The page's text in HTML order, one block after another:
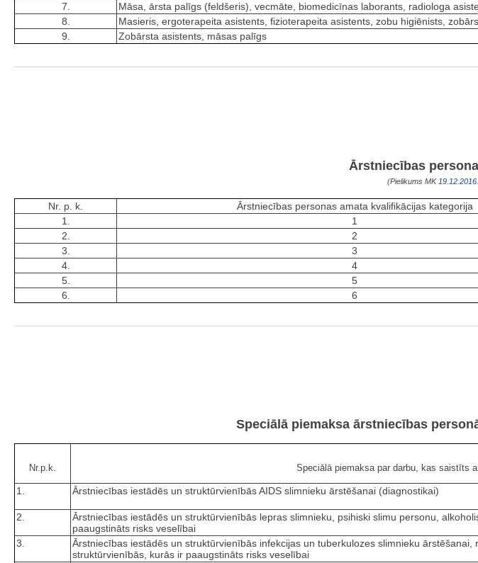
7.
Māsa, ārsta palīgs (feldšeris), vecmāte, biomedicīnas laborants, radiologa
8.
Masieris, ergoterapeita asistents, fizioterapeita asistents, zobu higiēnists,
9.
Zobārsta asistents, māsas palīgs
Ārstniecības
(Pielikums MK 19.12.2016.
Nr. p. k. Ārstniecības personas amata kvalifikācijas kategorija
1.
1
2.
2
3.
3
4.
4
5.
5
6.
6
Speciālā piemaksa ārstniecības
Nr.p.k. Speciālā piemaksa par darbu, kas saistīts
1. Ārstniecības iestādēs un struktūrvienībās AIDS slimnieku ārstēšanai (diagnostikai)
2.
Ārstniecības iestādēs un struktūrvienībās lepras slimnieku, psihiski slimu personu,
paaugstināts risks veselībai
3.
Ārstniecības iestādēs un struktūrvienībās infekcijas un tuberkulozes slimnieku
struktūrvienībās, kurās ir paaugstināts risks veselībai